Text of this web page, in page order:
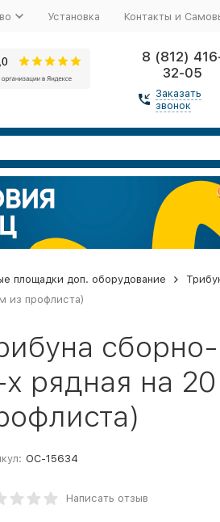
Установка Контакты и
8 (812)
32-05
Заказать
звонок
площадки доп. оборудование
из профлиста)
рядная на
ОС-15634
Написать отзыв